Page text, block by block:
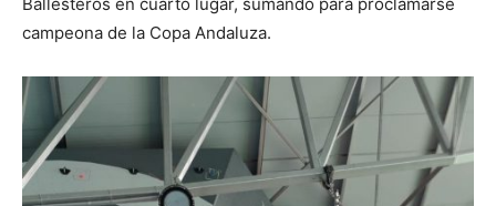
Ballesteros en cuarto lugar, sumando para proclamarse
campeona de la Copa Andaluza.